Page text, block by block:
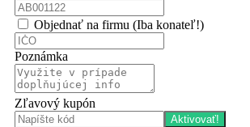
Objednať na firmu (Iba konateľ!)
Poznámka
Zľavový kupón
Aktivovať!